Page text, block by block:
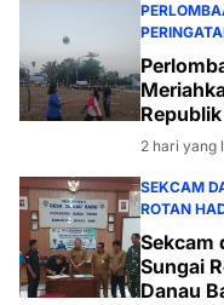
2 hari yang
SEKCAM
ROTAN
Sekcam
Sungai
Danau